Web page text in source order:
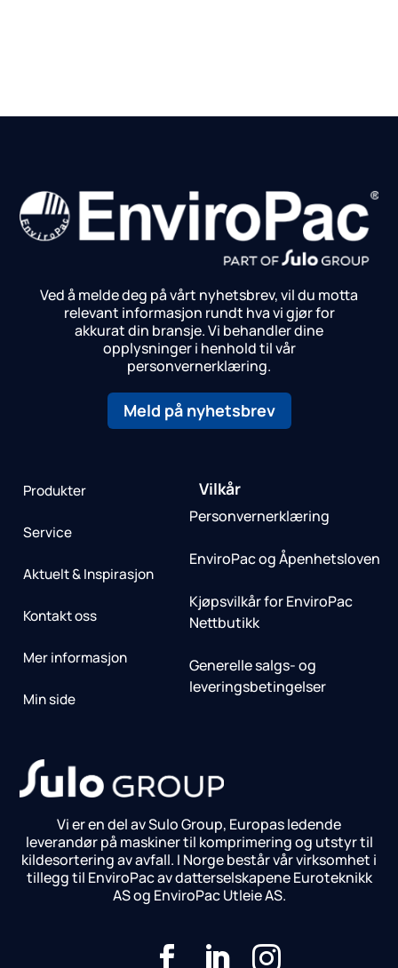
Ved å melde deg på vårt nyhetsbrev, vil du motta
relevant informasjon rundt hva vi gjør for
akkurat din bransje.Vi behandler dine
opplysninger i henhold til vår
personvernerklæring.
Meld på nyhetsbrev
Produkter
Service
Aktuelt & Inspirasjon
Kontakt oss
Mer informasjon
Min side
Vilkår
Personvernerklæring
EnviroPac og Åpenhetsloven
Kjøpsvilkår for EnviroPac
Nettbutikk
Generelle salgs- og
leveringsbetingelser
Vi er en del av Sulo Group, Europas ledende
leverandør på maskiner til komprimering og utstyr til
kildesortering av avfall. I Norge består vår virksomhet i
tillegg til EnviroPac av datterselskapene Euroteknikk
AS og EnviroPac Utleie AS.
  